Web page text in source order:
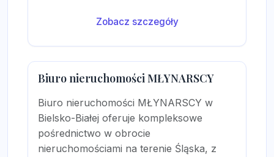
Zobacz szczegóły
Biuro nieruchomości MŁYNARSCY
Biuro nieruchomości MŁYNARSCY w
Bielsko-Białej oferuje kompleksowe
pośrednictwo w obrocie
nieruchomościami na terenie Śląska, z